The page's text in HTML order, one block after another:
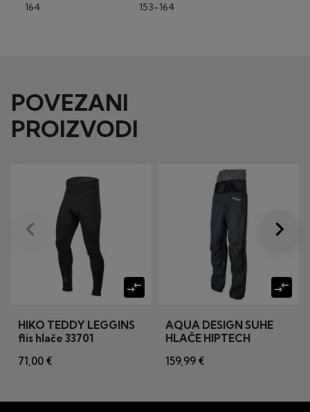
164
153-164
POVEZANI
PROIZVODI
compare_arrows
HIKO TEDDY LEGGINS
flis hlače 33701
71,00 €
compare_arrows
AQUA DESIGN SUHE
HLAČE HIPTECH
159,99 €
Prije
keyboard_arrow_left Dalje
keyboard_arrow_right